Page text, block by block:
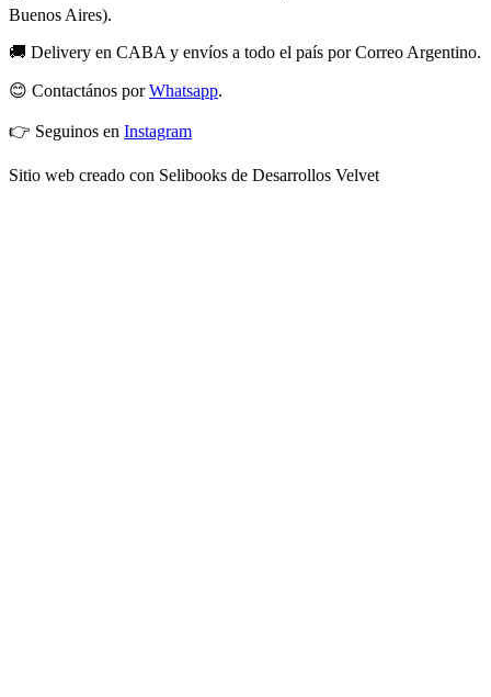
Buenos Aires).
🚚 Delivery en CABA y envíos a todo el país por Correo Argentino.
😊 Contactános porWhatsapp.
👉 Seguinos en Instagram
Sitio web creado con Selibooks de Desarrollos Velvet